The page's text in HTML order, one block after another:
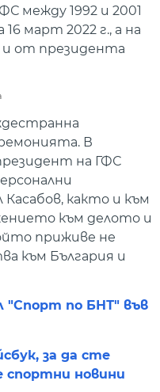
между 1992 и 2001
март 2022 г., а на
и от президента
В
на ГФС
както и към
към делото и
приживе не
към България и
"Спорт по БНТ" във
за да сте
спортни новини